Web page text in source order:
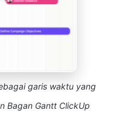
garis waktu yang
Bagan Gantt ClickUp